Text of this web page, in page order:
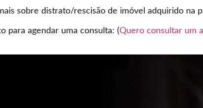
sobre distrato/rescisão de imóvel adquirido
para agendar uma consulta: (Quero consultar um